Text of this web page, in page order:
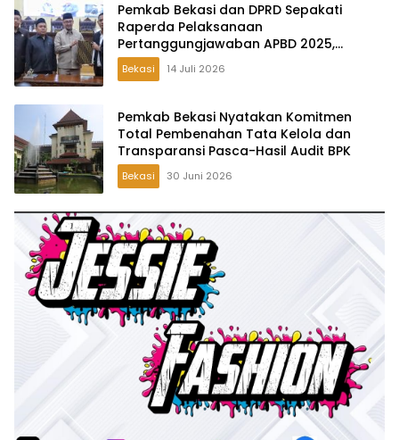
Pemkab Bekasi dan DPRD Sepakati
Raperda Pelaksanaan
Pertanggungjawaban APBD 2025,
Perkuat Akuntabilitas Tata Kelola
Keuangan Daerah
Bekasi 14 Juli 2026
Pemkab Bekasi Nyatakan Komitmen
Total Pembenahan Tata Kelola dan
Transparansi Pasca-Hasil Audit BPK
Bekasi 30 Juni 2026